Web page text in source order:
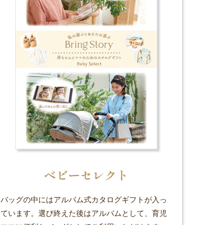
ベビーセレクト
バッグの中にはアルバム式カタログギフトが入っ
ています。選び終えた後はアルバムとして、育児